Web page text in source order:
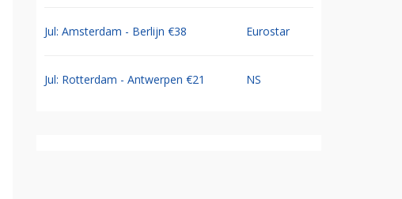
Jul: Amsterdam - Berlijn €38 Eurostar
Jul: Rotterdam - Antwerpen €21 NS